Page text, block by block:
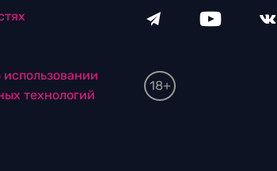
технологий
18+